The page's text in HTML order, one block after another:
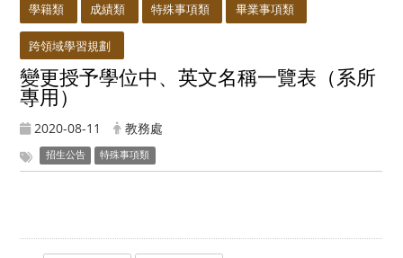
學籍類 成績類 特殊事項類 畢業事項類
跨領域學習規劃
變更授予學位中、英文名稱一覽表（系所
專用）
2020-08-11 教務處
招生公告 特殊事項類